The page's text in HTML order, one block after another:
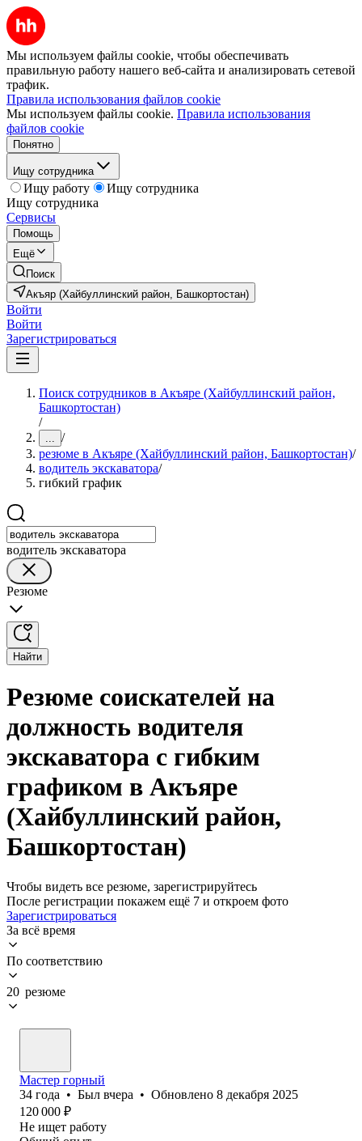
Мы используем файлы cookie, чтобы обеспечивать
правильную работу нашего веб-сайта и анализировать сетевой
трафик.
Правила использования файлов cookie
Мы используем файлы cookie. Правила использования
файлов cookie
Понятно
Ищу сотрудника
Ищу работу
Ищу сотрудника
Ищу сотрудника
Сервисы
Помощь
Ещё
Поиск
Акъяр (Хайбуллинский район, Башкортостан)
Войти
Войти
Зарегистрироваться
Поиск сотрудников в Акъяре (Хайбуллинский район,
Башкортостан)
/
... /
резюме в Акъяре (Хайбуллинский район, Башкортостан)/
водитель экскаватора/
гибкий график
водитель экскаватора
Резюме
Найти
Резюме соискателей на
должность водителя
экскаватора с гибким
графиком в Акъяре
(Хайбуллинский район,
Башкортостан)
Чтобы видеть все резюме, зарегистрируйтесь
После регистрации покажем ещё 7 и откроем фото
Зарегистрироваться
За всё время
По соответствию
20 резюме
Мастер горный
34 года • Был вчера • Обновлено 8 декабря 2025
120 000 ₽
Не ищет работу